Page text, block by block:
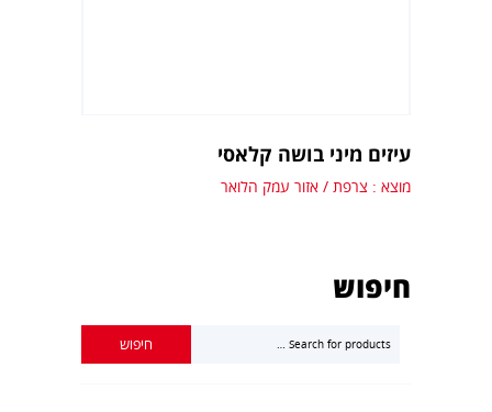
עיזים מיני בושה קלאסי
מוצא : צרפת / אזור עמק הלואר
חיפוש